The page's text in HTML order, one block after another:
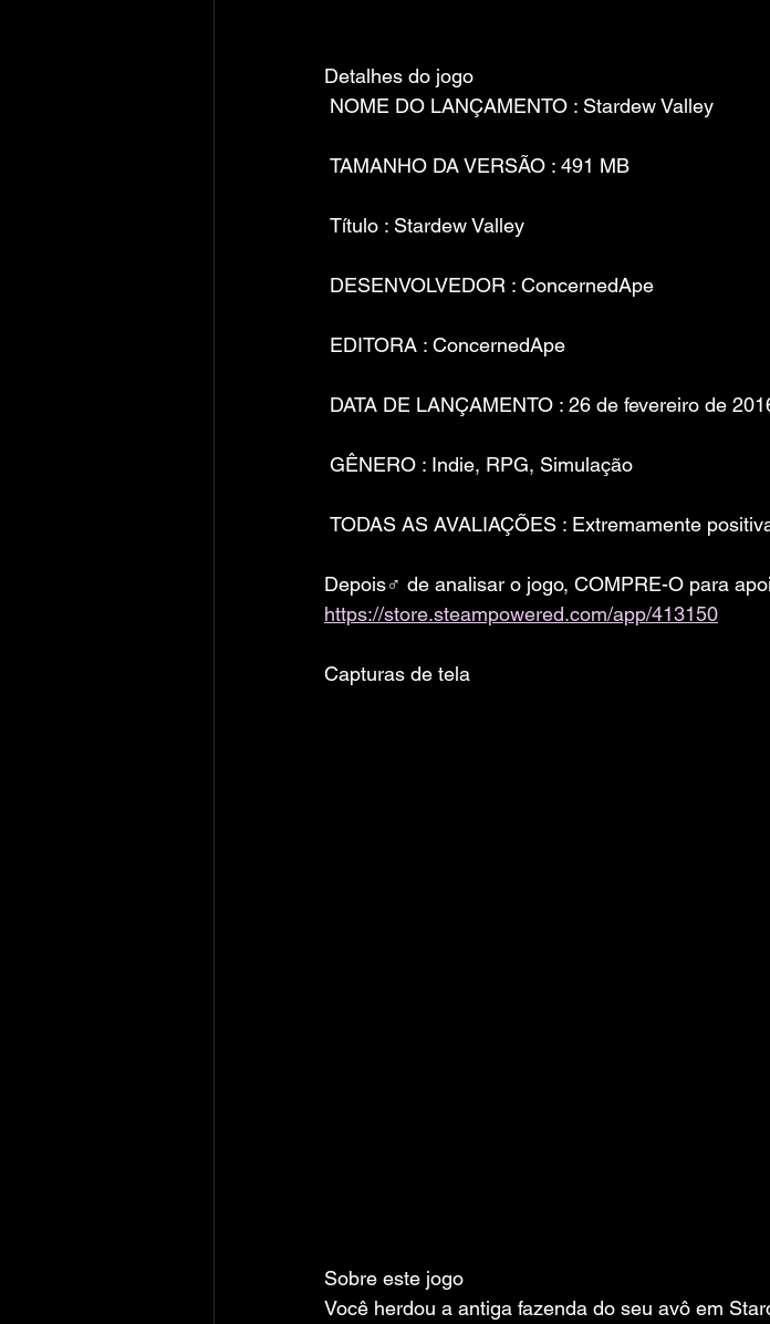
Detalhes do jogo
NOME DO LANÇAMENTO : Stardew Valley
TAMANHO DA VERSÃO : 491 MB
Título : Stardew Valley
DESENVOLVEDOR : ConcernedApe
EDITORA : ConcernedApe
DATA DE LANÇAMENTO : 26 de fevereiro de
GÊNERO : Indie, RPG, Simulação
TODAS AS AVALIAÇÕES : Extremamente
Depois♂ de analisar o jogo, COMPRE-O para
https://store.steampowered.com/app/413150
Capturas de tela
Sobre este jogo
Você herdou a antiga fazenda do seu avô em